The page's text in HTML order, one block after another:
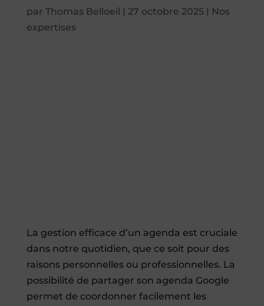
par Thomas Belloeil | 27 octobre 2025| Nos
expertises
La gestion efficace d’un agenda est cruciale
dans notre quotidien, que ce soit pour des
raisons personnelles ou professionnelles. La
possibilité de partager son agenda Google
permet de coordonner facilement les